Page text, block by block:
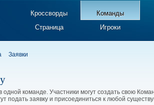
Кроссворды
Команды
Страница
Игроки
Заявки
одной команде. Участники могут создать свою
подать заявку и присоединиться к любой